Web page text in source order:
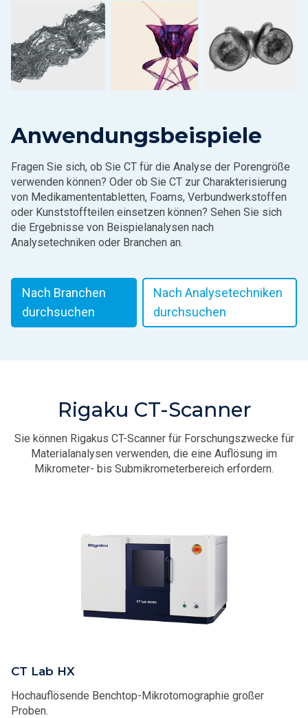
Anwendungsbeispiele
Fragen Sie sich, ob Sie CT für die Analyse der Porengröße
verwenden können? Oder ob Sie CT zur Charakterisierung
von Medikamententabletten, Foams, Verbundwerkstoffen
oder Kunststoffteilen einsetzen können? Sehen Sie sich
die Ergebnisse von Beispielanalysen nach
Analysetechniken oder Branchen an.
Nach Branchen
durchsuchen
Nach Analysetechniken
durchsuchen
Rigaku CT-Scanner
Sie können Rigakus CT-Scanner für Forschungszwecke für
Materialanalysen verwenden, die eine Auflösung im
Mikrometer- bis Submikrometerbereich erfordern.
CT Lab HX
Hochauflösende Benchtop-Mikrotomographie großer
Proben.